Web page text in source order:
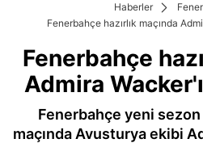
Haberler
Fenerbahçe hazırlık maçında
Fenerbahçe
Admira
Fenerbahçe yeni sezon
maçında Avusturya ekibi